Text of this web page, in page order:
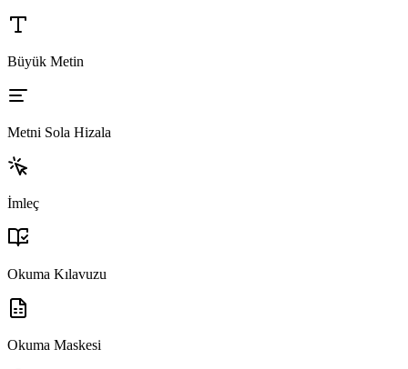
Büyük Metin
Metni Sola Hizala
İmleç
Okuma Kılavuzu
Okuma Maskesi